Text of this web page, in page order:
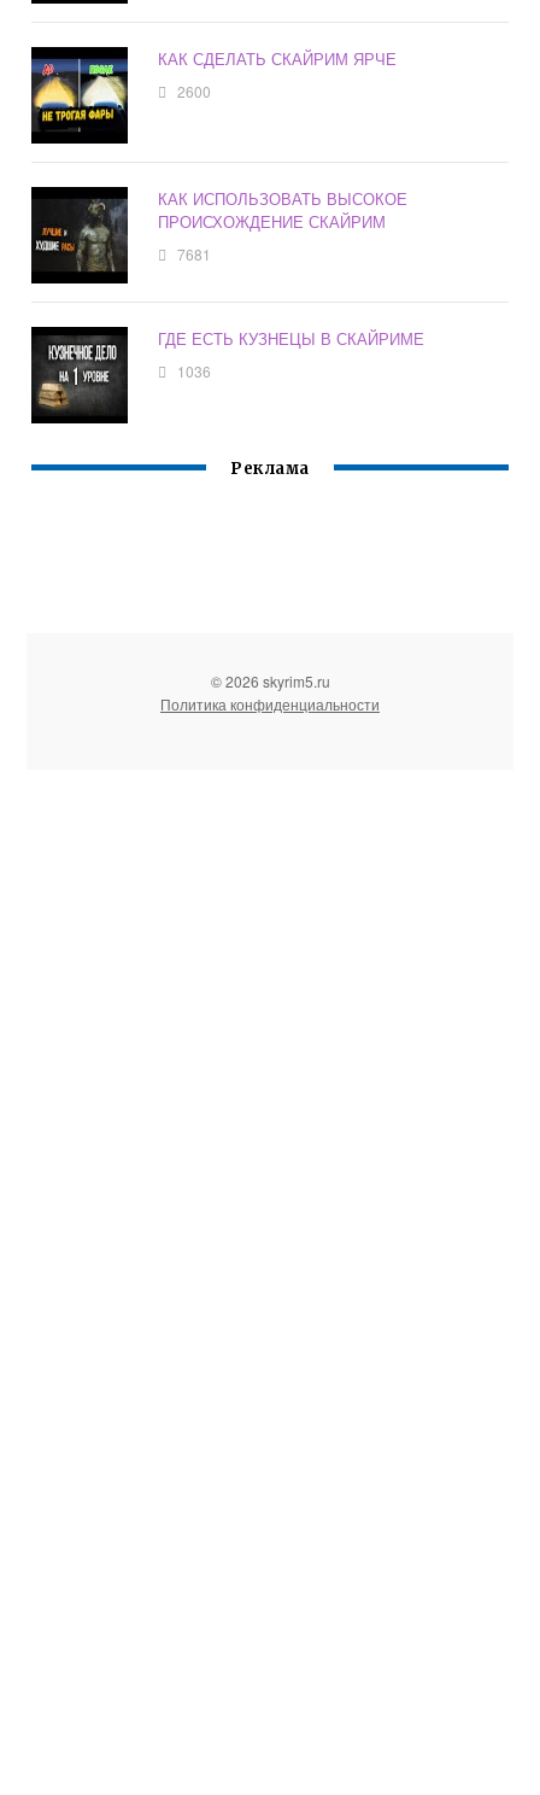
КАК СДЕЛАТЬ СКАЙРИМ ЯРЧЕ
2600
КАК ИСПОЛЬЗОВАТЬ ВЫСОКОЕ
ПРОИСХОЖДЕНИЕ СКАЙРИМ
7681
ГДЕ ЕСТЬ КУЗНЕЦЫ В СКАЙРИМЕ
1036
Реклама
© 2026 skyrim5.ru
Политика конфиденциальности